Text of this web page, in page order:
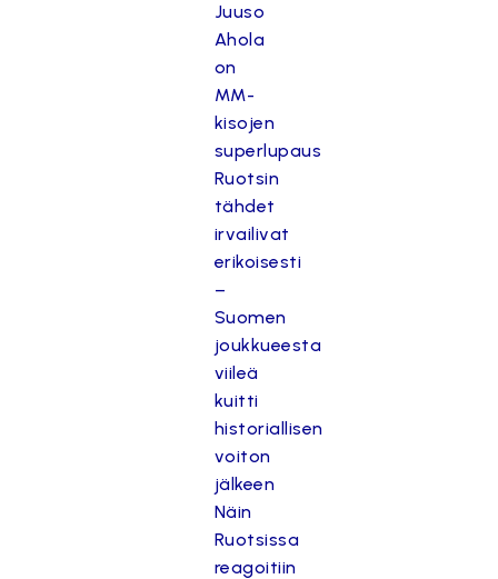
Juuso
Ahola
on
MM-
kisojen
superlupaus
Ruotsin
tähdet
irvailivat
erikoisesti
–
Suomen
joukkueesta
viileä
kuitti
historiallisen
voiton
jälkeen
Näin
Ruotsissa
reagoitiin